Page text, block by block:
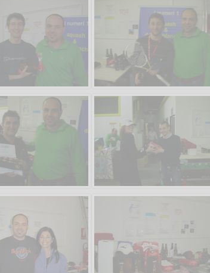
come fare per prenotare
il campo per giocare con
un mio amico?
Devo chiamare il numero
telefonico o si può fare
online?
Grazie
Vanessa Catalano